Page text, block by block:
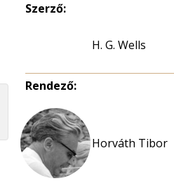
Szerző:
H. G. Wells
Rendező: